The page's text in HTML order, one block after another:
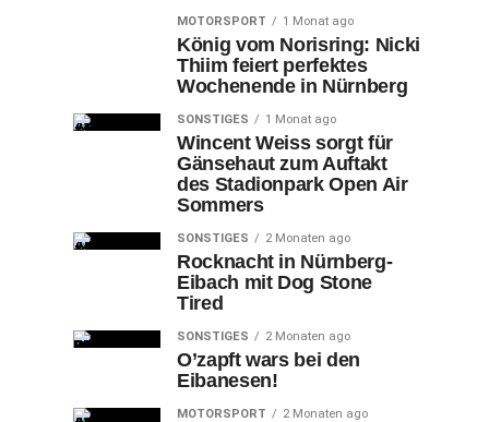
MOTORSPORT 1 Monat ago
König vom Norisring: Nicki
Thiim feiert perfektes
Wochenende in Nürnberg
SONSTIGES 1 Monat ago
Wincent Weiss sorgt für
Gänsehaut zum Auftakt
des Stadionpark Open Air
Sommers
SONSTIGES 2 Monaten ago
Rocknacht in Nürnberg-
Eibach mit Dog Stone
Tired
SONSTIGES 2 Monaten ago
O’zapft wars bei den
Eibanesen!
MOTORSPORT 2 Monaten ago